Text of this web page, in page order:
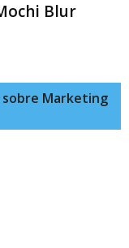
Blur
sobre Marketing